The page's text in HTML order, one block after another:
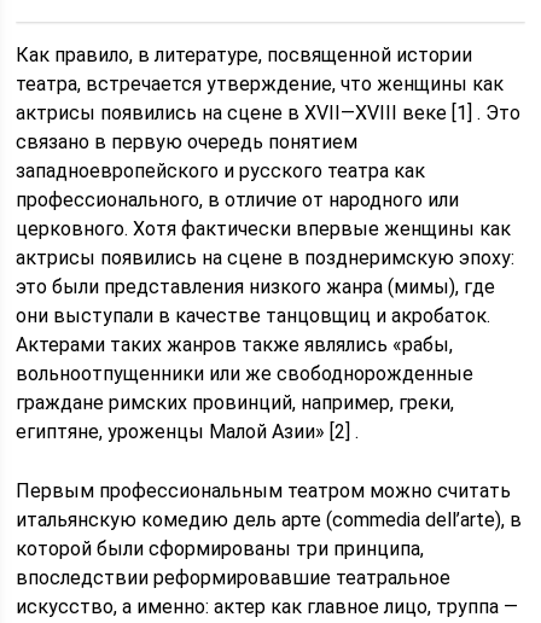
Как правило, в литературе, посвященной истории
театра, встречается утверждение, что женщины как
актрисы появились на сцене в XVII—XVIII веке [1] . Это
связано в первую очередь понятием
западноевропейского и русского театра как
профессионального, в отличие от народного или
церковного. Хотя фактически впервые женщины как
актрисы появились на сцене в позднеримскую эпоху:
это были представления низкого жанра (мимы), где
они выступали в качестве танцовщиц и акробаток.
Актерами таких жанров также являлись «рабы,
вольноотпущенники или же свободнорожденные
граждане римских провинций, например, греки,
египтяне, уроженцы Малой Азии» [2] .
Первым профессиональным театром можно считать
итальянскую комедию дель арте (commedia dell’arte), в
которой были сформированы три принципа,
впоследствии реформировавшие театральное
искусство, а именно: актер как главное лицо, труппа —